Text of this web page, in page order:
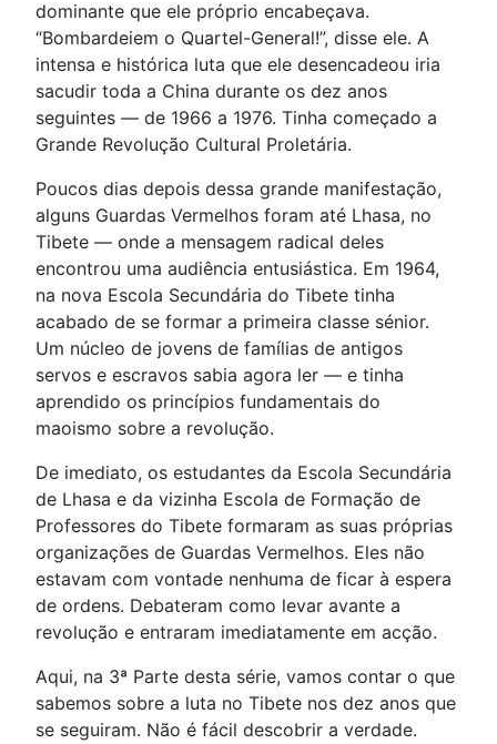
dominante que ele próprio encabeçava.
“Bombardeiem o Quartel-General!”, disse ele. A
intensa e histórica luta que ele desencadeou iria
sacudir toda a China durante os dez anos
seguintes — de 1966 a 1976. Tinha começado a
Grande Revolução Cultural Proletária.
Poucos dias depois dessa grande manifestação,
alguns Guardas Vermelhos foram até Lhasa, no
Tibete — onde a mensagem radical deles
encontrou uma audiência entusiástica. Em 1964,
na nova Escola Secundária do Tibete tinha
acabado de se formar a primeira classe sénior.
Um núcleo de jovens de famílias de antigos
servos e escravos sabia agora ler — e tinha
aprendido os princípios fundamentais do
maoismo sobre a revolução.
De imediato, os estudantes da Escola Secundária
de Lhasa e da vizinha Escola de Formação de
Professores do Tibete formaram as suas próprias
organizações de Guardas Vermelhos. Eles não
estavam com vontade nenhuma de ficar à espera
de ordens. Debateram como levar avante a
revolução e entraram imediatamente em acção.
Aqui, na 3ª Parte desta série, vamos contar o que
sabemos sobre a luta no Tibete nos dez anos que
se seguiram. Não é fácil descobrir a verdade.